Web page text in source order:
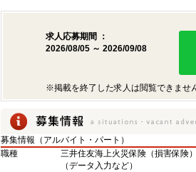
求人応募期間 ：
2026/08/05 ～ 2026/09/08
※掲載を終了した求人は閲覧できませ
募集情報（アルバイト・パート）
職種
三井住友海上火災保険（損害保険
（データ入力など）